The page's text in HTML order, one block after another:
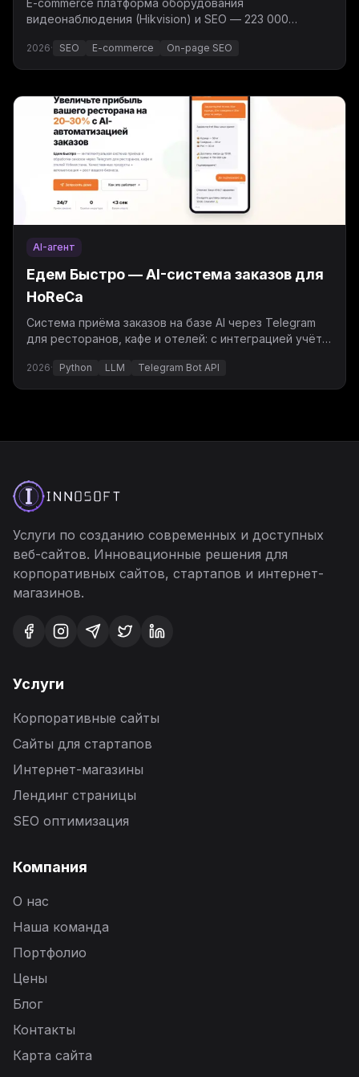
E-commerce платформа оборудования
видеонаблюдения (Hikvision) и SEO — 223 000
2026· SEO E-commerce On-page SEO
AI-агент
Едем Быстро — AI-система заказов для
HoReCa
Система приёма заказов на базе AI через Telegram
для ресторанов, кафе и отелей: с интеграцией учёта
2026· Python LLM Telegram Bot API
Услуги по созданию современных и доступных
веб-сайтов. Инновационные решения для
корпоративных сайтов, стартапов и интернет-
магазинов.
Услуги
Корпоративные сайты
Сайты для стартапов
Интернет-магазины
Лендинг страницы
SEO оптимизация
Компания
О нас
Наша команда
Портфолио
Цены
Блог
Контакты
Карта сайта